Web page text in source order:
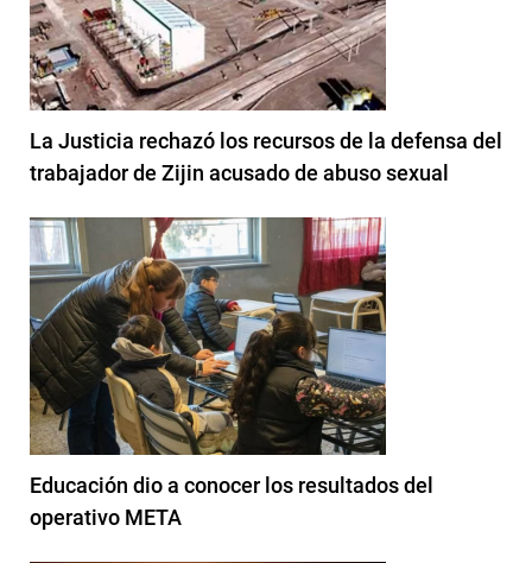
La Justicia rechazó los recursos de la defensa del
trabajador de Zijin acusado de abuso sexual
Educación dio a conocer los resultados del
operativo META